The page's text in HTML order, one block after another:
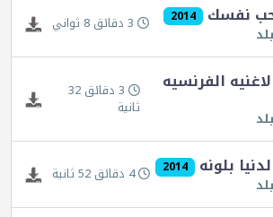
حب نفسك 2014 3 دقائق 8 ثواني
الفرنسيه 3 دقائق 32
ثانية
بلونه 2014 4 دقائق 52 ثانية